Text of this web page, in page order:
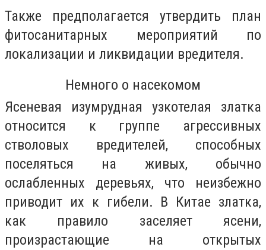
Также предполагается утвердить план
фитосанитарных мероприятий по
локализации и ликвидации вредителя.
Немного о насекомом
Ясеневая изумрудная узкотелая златка
относится к группе агрессивных
стволовых вредителей, способных
поселяться на живых, обычно
ослабленных деревьях, что неизбежно
приводит их к гибели. В Китае златка,
как правило заселяет ясени,
произрастающие на открытых